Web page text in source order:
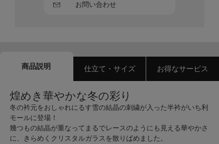
お問い合わせ
商品説明 仕立て・サイズ お得なサービス
煌めき華やかな冬の彩り
冬の衿元をおしゃれにるす雪の結晶の刺繍が入った半衿がいち利
モールに登場！
幾つもの結晶が重なってまるでレースのようにも見える華やかさ
に、きらめくクリスタルガラスを散りばめました。